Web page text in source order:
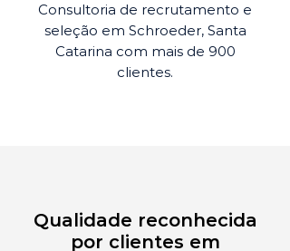
Consultoria de recrutamento e
seleção em Schroeder, Santa
Catarina com mais de 900
clientes.
Qualidade reconhecida
por clientes em